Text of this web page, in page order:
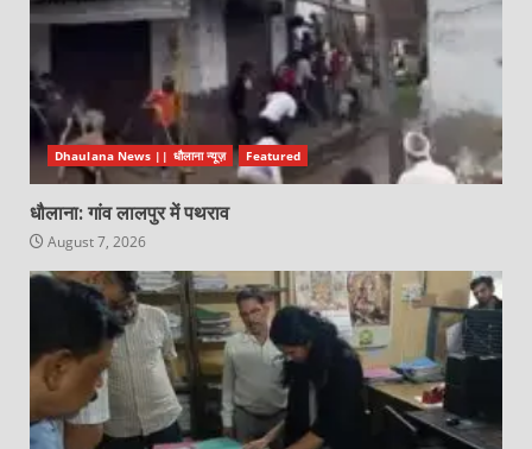
Dhaulana News || धौलाना न्यूज़ Featured
धौलाना: गांव लालपुर में पथराव
August 7, 2026